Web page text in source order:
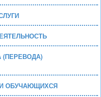
ОБУЧАЮЩИХСЯ